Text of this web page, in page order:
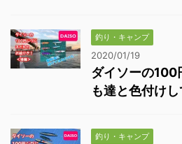
釣り・キャンプ
2020/01/19
ダイソーの100
も達と色付け
釣り・キャンプ